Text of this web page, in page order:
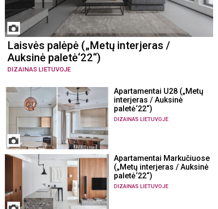
Laisvės palėpė („Metų interjeras /
Auksinė paletė‘22“)
DIZAINAS LIETUVOJE
Apartamentai U28 („Metų
interjeras / Auksinė
paletė‘22“)
DIZAINAS LIETUVOJE
Apartamentai Markučiuose
(„Metų interjeras / Auksinė
paletė‘22“)
DIZAINAS LIETUVOJE